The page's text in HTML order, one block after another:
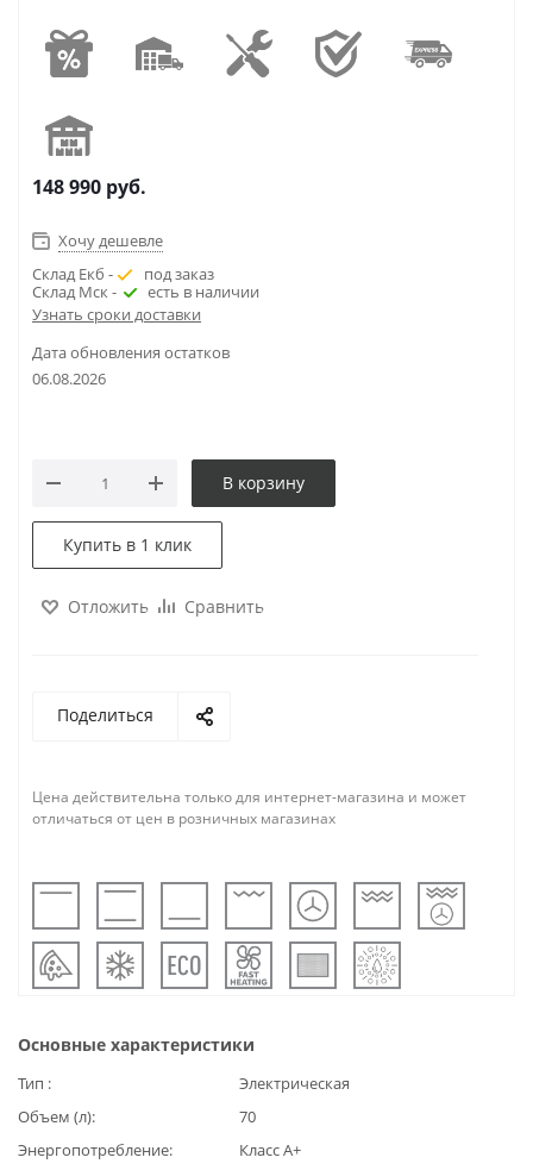
148 990 руб.
Хочу дешевле
Склад Екб -
под заказ
Склад Мск -
есть в наличии
Узнать сроки доставки
Дата обновления остатков
06.08.2026
В корзину
Купить в 1 клик
Отложить Сравнить
Поделиться
Цена действительна только для интернет-магазина и может
отличаться от цен в розничных магазинах
Основные характеристики
Тип
Электрическая
Объем (л)
70
Энергопотребление
Класс А+